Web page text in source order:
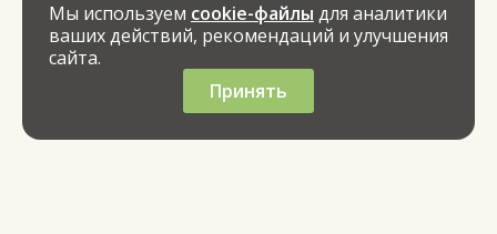
Мы используем cookie-файлы для аналитики
ваших действий, рекомендаций и улучшения
сайта.
Принять